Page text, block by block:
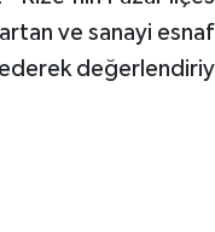
ve sanayi